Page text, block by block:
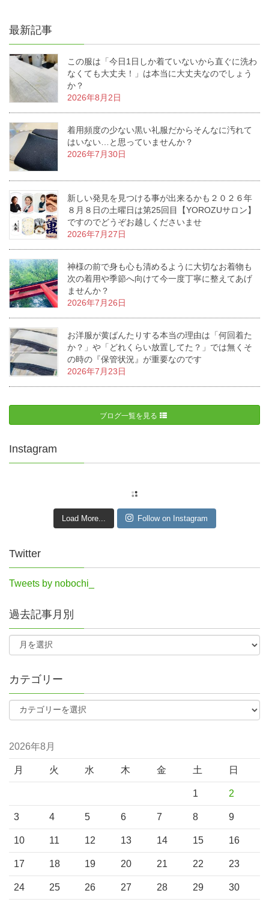
最新記事
この服は「今日1日しか着ていないから直ぐに洗わ
なくても大丈夫！」は本当に大丈夫なのでしょう
か？
2026年8月2日
着用頻度の少ない黒い礼服だからそんなに汚れて
はいない…と思っていませんか？
2026年7月30日
新しい発見を見つける事が出来るかも２０２６年
８月８日の土曜日は第25回目【YOROZUサロン】
ですのでどうぞお越しくださいませ
2026年7月27日
神様の前で身も心も清めるように大切なお着物も
次の着用や季節へ向けて今一度丁寧に整えてあげ
ませんか？
2026年7月26日
お洋服が黄ばんたりする本当の理由は「何回着た
か？」や「どれくらい放置してた？」では無くそ
の時の『保管状況』が重要なのです
2026年7月23日
ブログ一覧を見る
Instagram
Load More... Follow on Instagram
Twitter
Tweets by nobochi_
過去記事月別
カテゴリー
2026年8月
月 火 水 木 金 土 日
1 2
3 4 5 6 7 8 9
10 11 12 13 14 15 16
17 18 19 20 21 22 23
24 25 26 27 28 29 30